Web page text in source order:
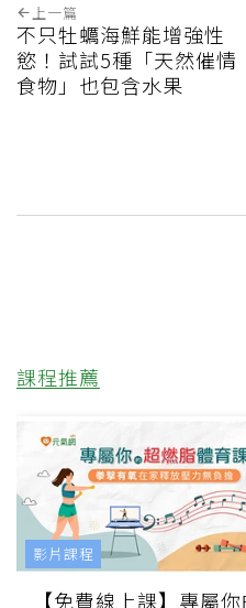
上一篇
不只牡蠣海鮮能增強性
慾！試試5種「天然催情
食物」也包含水果
課程推薦
【免費線上課】專屬
影片課程